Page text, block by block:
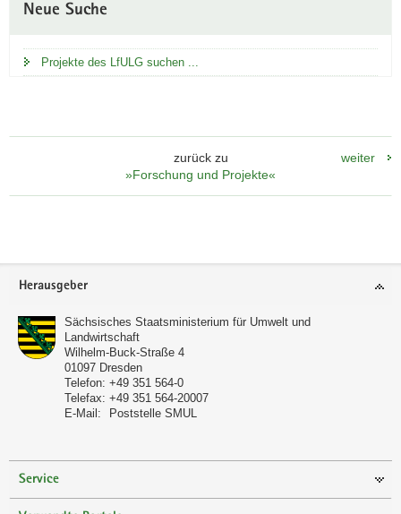
Bioaerosole
Neue Suche
Projekte des LfULG suchen ...
zurück zu
»Forschung und Projekte«
weiter
Footer-
Herausgeber
Sächsisches Staatsministerium für Umwelt und
Landwirtschaft
Wilhelm-Buck-Straße 4
01097 Dresden
Telefon: +49 351 564-0
Telefax: +49 351 564-20007
E-Mail:
Poststelle SMUL
Service